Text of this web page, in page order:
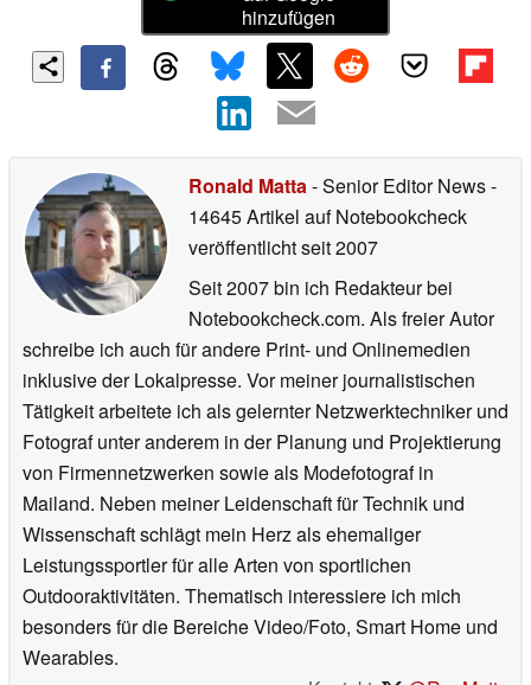
hinzufügen
Ronald Matta- Senior Editor News-
14645 Artikel auf Notebookcheck
veröffentlichtseit 2007
Seit 2007 bin ich Redakteur bei
Notebookcheck.com. Als freier Autor
schreibe ich auch für andere Print- und Onlinemedien
inklusive der Lokalpresse. Vor meiner journalistischen
Tätigkeit arbeitete ich als gelernter Netzwerktechniker und
Fotograf unter anderem in der Planung und Projektierung
von Firmennetzwerken sowie als Modefotograf in
Mailand. Neben meiner Leidenschaft für Technik und
Wissenschaft schlägt mein Herz als ehemaliger
Leistungssportler für alle Arten von sportlichen
Outdooraktivitäten. Thematisch interessiere ich mich
besonders für die Bereiche Video/Foto, Smart Home und
Wearables.